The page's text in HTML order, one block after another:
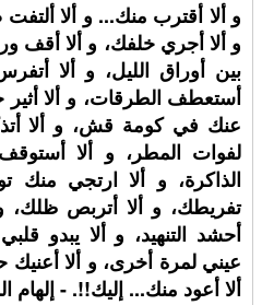
و ألا أقترب منك... و ألا
و ألا أجري خلفك، و ألا أقف
بين أوراق الليل، و ألا
أستعطف الطرقات، و ألا
عنك في كومة قش، و ألا
لفوات المطر، و ألا
الذاكرة، و ألا ارتجي منك
تفريطك، و ألا أتربص ظلك،
أحشد التنهيد، و ألا يبدو
عيني لمرة أخرى، و ألا
ألا أعود منك... إليك!!. - إلهام